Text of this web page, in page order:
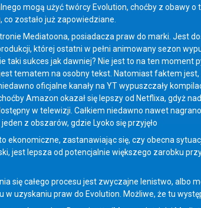
mogą użyć twórcy Evolution, choćby z obawy o
zostało już zapowiedziane.
Mediatoona, posiadacza praw do marki. Jest
której ostatni w pełni animowany sezon
taki sukces jak dawniej? Nie jest to na ten moment
tematem na osobny tekst. Natomiast faktem jest,
oficjalne kanały na YT wypuszczały
Amazon okazał się lepszy od Netflixa, gdyż
w telewizji. Całkiem niedawno nawet
z obszarów, gdzie Lyoko się przyjęło
ekonomiczne, zastanawiając się, czy obecna
jest lepsza od potencjalnie większego zarobku
się całego procesu jest zwyczajne lenistwo, albo
w uzyskaniu praw do Evolution. Możliwe, że tu